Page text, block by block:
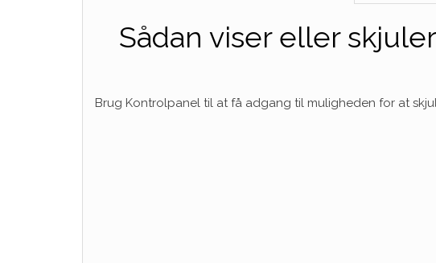
Sådan viser eller
Brug Kontrolpanel til at få adgang til muligheden for at